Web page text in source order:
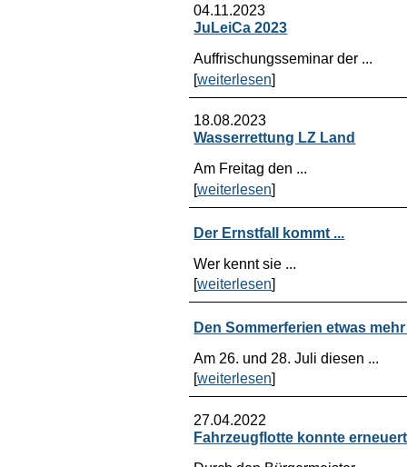
04.11.2023
JuLeiCa 2023
Auffrischungsseminar der ...
[weiterlesen]
18.08.2023
Wasserrettung LZ Land
Am Freitag den ...
[weiterlesen]
Der Ernstfall kommt ...
Wer kennt sie ...
[weiterlesen]
Den Sommerferien etwas
Am 26. und 28. Juli diesen ...
[weiterlesen]
27.04.2022
Fahrzeugflotte konnte